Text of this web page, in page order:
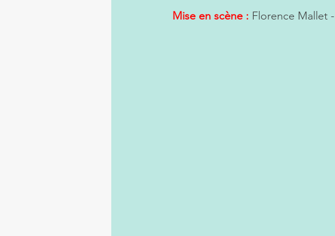
Mise en scène : Florence Mallet -